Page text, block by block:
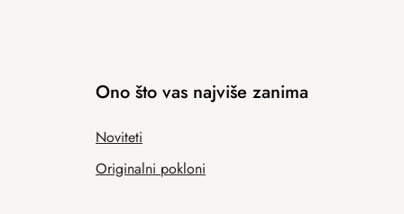
Ono što vas najviše zanima
Noviteti
Originalni pokloni